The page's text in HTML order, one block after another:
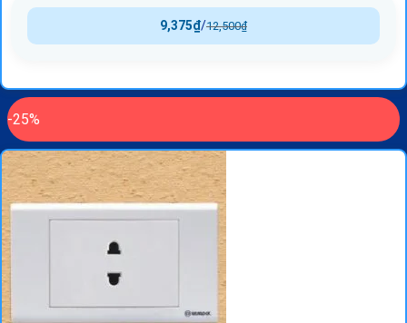
12,500₫
/
9,375₫
-25%